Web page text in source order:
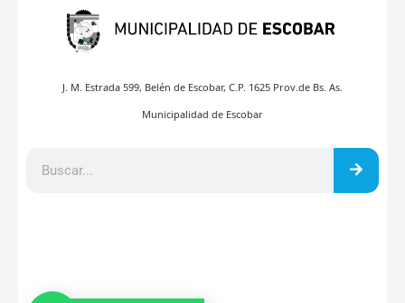
J. M. Estrada 599, Belén de Escobar, C.P. 1625 Prov.de Bs. As.
Municipalidad de Escobar